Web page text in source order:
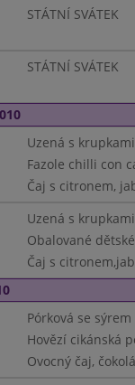
STÁTNÍ SVÁTEK
STÁTNÍ SVÁTEK
Uzená s krupkami
Fazole chilli con
Čaj s citronem,
Uzená s krupkami
Obalované
Čaj s
Pórková se sýrem
Hovězí cikánská
Ovocný čaj,